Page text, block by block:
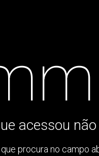
acessou
procura no campo